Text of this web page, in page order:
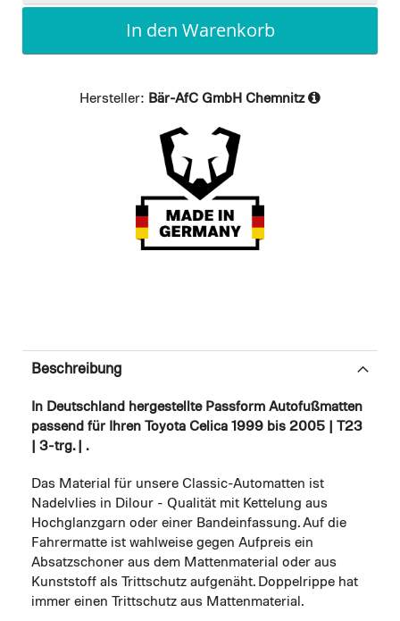
In den Warenkorb
Hersteller: Bär-AfC GmbH Chemnitz
Beschreibung
In Deutschland hergestellte Passform Autofußmatten
passend für Ihren Toyota Celica 1999 bis 2005 | T23
| 3-trg. | .
Das Material für unsere Classic-Automatten ist
Nadelvlies in Dilour - Qualität mit Kettelung aus
Hochglanzgarn oder einer Bandeinfassung. Auf die
Fahrermatte ist wahlweise gegen Aufpreis ein
Absatzschoner aus dem Mattenmaterial oder aus
Kunststoff als Trittschutz aufgenäht. Doppelrippe hat
immer einen Trittschutz aus Mattenmaterial.